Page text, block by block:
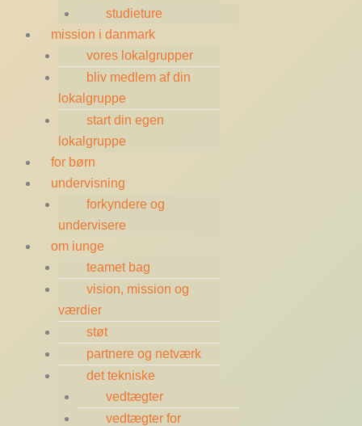
studieture
mission i danmark
vores lokalgrupper
bliv medlem af din
lokalgruppe
start din egen
lokalgruppe
for børn
undervisning
forkyndere og
undervisere
om iunge
teamet bag
vision, mission og
værdier
støt
partnere og netværk
det tekniske
vedtægter
vedtægter for